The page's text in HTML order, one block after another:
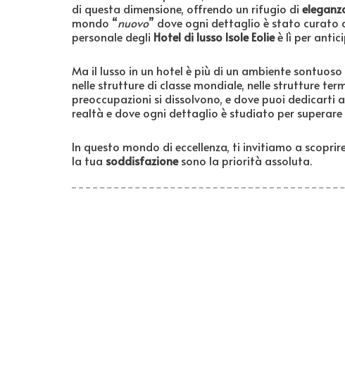
di questa dimensione, offrendo un rifugio di
mondo “nuovo” dove ogni dettaglio è stato curato
personale degli Hotel di lusso Isole Eolieè lì per
Ma il lusso in un hotel è più di un ambiente
nelle strutture di classe mondiale, nelle strutture
preoccupazioni si dissolvono, e dove puoi dedicarti
realtà e dove ogni dettaglio è studiato per
In questo mondo di eccellenza, ti invitiamo a
la tua soddisfazionesono la priorità assoluta.